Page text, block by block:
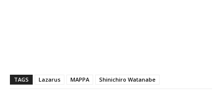
TAGS Lazarus MAPPA Shinichiro Watanabe